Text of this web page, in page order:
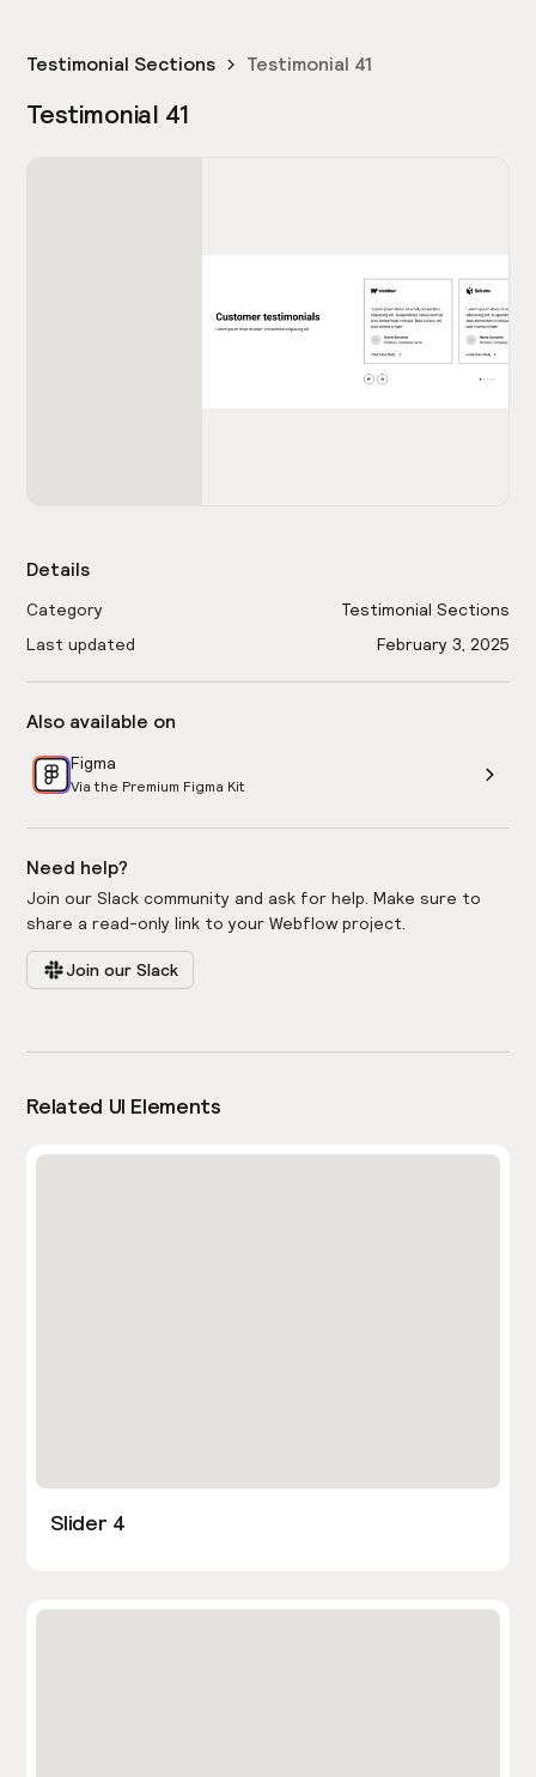
Testimonial Sections Testimonial 41
Testimonial 41
Details
Category
Testimonial Sections
Last updated
February 3, 2025
Also available on
Figma
Via the Premium Figma Kit
Need help?
Join our Slack community and ask for help. Make sure to
share a read-only link to your Webflow project.
Join our Slack
Related UI Elements
Slider 4